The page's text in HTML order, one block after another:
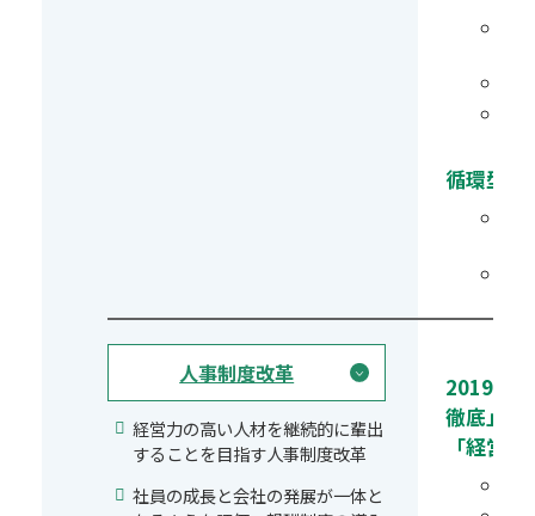
循環型成
人事制度改革
経営力の高い人材を継続的に輩出
することを目指す人事制度改革
社員の成長と会社の発展が一体と
2019年4
徹底」
「経営